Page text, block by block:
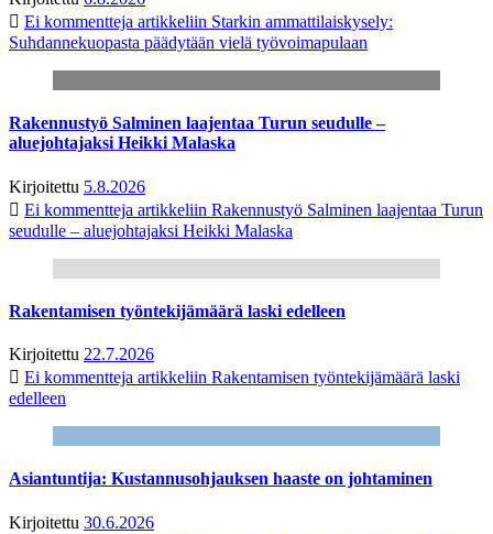
Ei kommentteja artikkeliin Starkin ammattilaiskysely:
Suhdannekuopasta päädytään vielä työvoimapulaan
Rakennustyö Salminen laajentaa Turun seudulle –
aluejohtajaksi Heikki Malaska
Kirjoitettu 5.8.2026
Ei kommentteja artikkeliin Rakennustyö Salminen laajentaa Turun
seudulle – aluejohtajaksi Heikki Malaska
Rakentamisen työntekijämäärä laski edelleen
Kirjoitettu 22.7.2026
Ei kommentteja artikkeliin Rakentamisen työntekijämäärä laski
edelleen
Asiantuntija: Kustannusohjauksen haaste on johtaminen
Kirjoitettu 30.6.2026